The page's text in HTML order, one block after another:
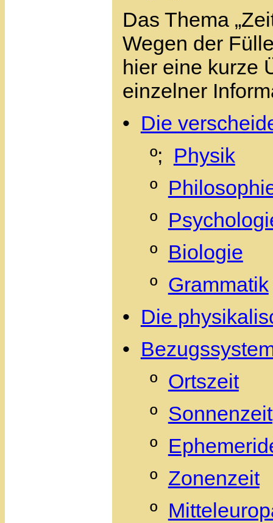
Das Thema
Wegen der
hier eine kurze
einzelner
• Die
º; Physik
º
º
º Biologie
º Grammatik
• Die
•
º Ortszeit
º Sonnenzeit
º
º Zonenzeit
º